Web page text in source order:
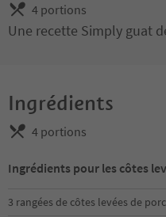
4 portions
Une recette Simply guat
Ingrédients
4 portions
Ingrédients pour les côtes
3 rangées de côtes levées de